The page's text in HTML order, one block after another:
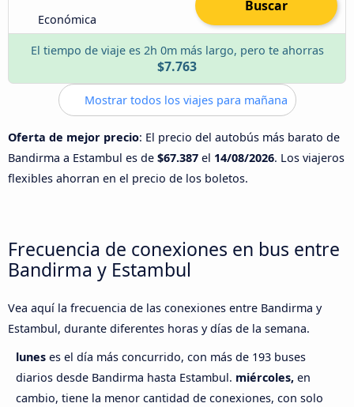
Económica
Buscar
El tiempo de viaje es 2h 0m más largo, pero te ahorras
$7.763
Mostrar todos los viajes para mañana
Oferta de mejor precio: El precio del autobús más barato de
Bandirma a Estambul es de $67.387 el 14/08/2026. Los viajeros
flexibles ahorran en el precio de los boletos.
Frecuencia de conexiones en bus entre
Bandirma y Estambul
Vea aquí la frecuencia de las conexiones entre Bandirma y
Estambul, durante diferentes horas y días de la semana.
lunes es el día más concurrido, con más de 193 buses
diarios desde Bandirma hasta Estambul. miércoles, en
cambio, tiene la menor cantidad de conexiones, con solo